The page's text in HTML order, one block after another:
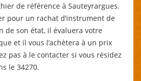
de référence à Sauteyrargues.
pour un rachat d’instrument de
de son état, il évaluera votre
et il vous l’achètera à un prix
pas à le contacter si vous résidez
le 34270.